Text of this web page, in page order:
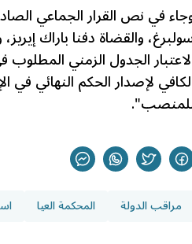
في نص القرار الجماعي
والقضاة دفنا باراك
الجدول الزمني
لإصدار الحكم النهائي
مراقب الدولة المحكمة العيا